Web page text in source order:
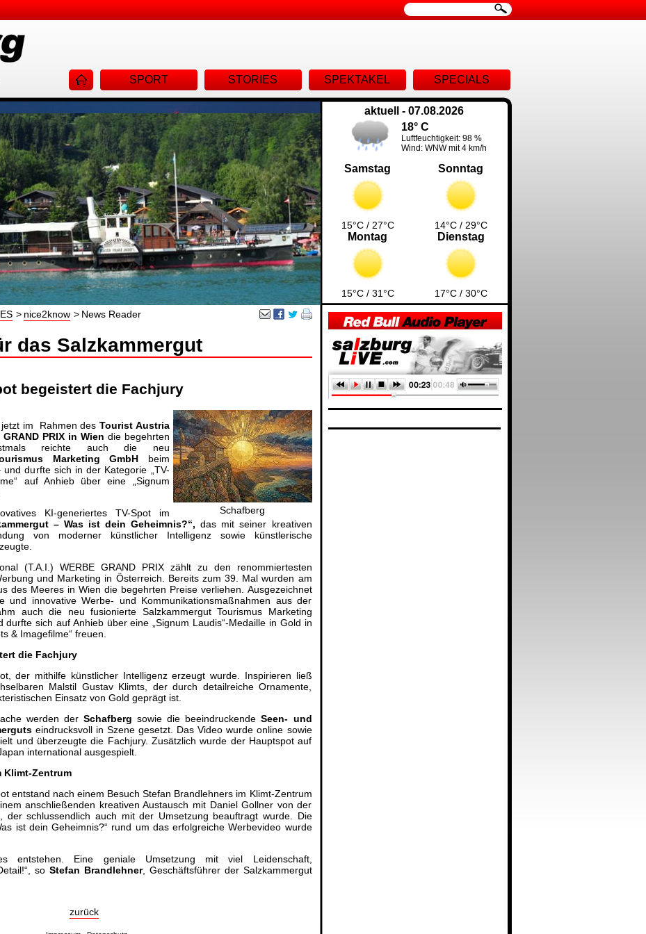
Navigation
überspringen
SPORT STORIES SPEKTAKEL SPECIALS
aktuell - 07.08.2026
18° C
Luftfeuchtigkeit: 98 %
Wind: WNW mit 4 km/h
Samstag
15°C / 27°C
Sonntag
14°C / 29°C
Montag
15°C / 31°C
Dienstag
17°C / 30°C
nice2know News Reader
das Salzkammergut
begeistert die Fachjury
Schafberg
im Rahmen des Tourist Austria
PRIX in Wien die begehrten
reichte auch die neu
Marketing GmbH beim
durfte sich in der Kategorie „TV-
auf Anhieb über eine „Signum
KI-generiertes TV-Spot im
– Was ist dein Geheimnis?“, das mit seiner kreativen
von moderner künstlicher Intelligenz sowie künstlerische
(T.A.I.) WERBE GRAND PRIX zählt zu den renommiertesten
und Marketing in Österreich. Bereits zum 39. Mal wurden am
des Meeres in Wien die begehrten Preise verliehen. Ausgezeichnet
und innovative Werbe- und Kommunikationsmaßnahmen aus der
auch die neu fusionierte Salzkammergut Tourismus Marketing
sich auf Anhieb über eine „Signum Laudis“-Medaille in Gold in
& Imagefilme“ freuen.
die Fachjury
der mithilfe künstlicher Intelligenz erzeugt wurde. Inspirieren ließ
Malstil Gustav Klimts, der durch detailreiche Ornamente,
Einsatz von Gold geprägt ist.
werden derSchafberg sowie die beeindruckendeSeen- und
eindrucksvoll in Szene gesetzt. Das Video wurde online sowie
und überzeugte die Fachjury. Zusätzlich wurde der Hauptspot auf
international ausgespielt.
Klimt-Zentrum
entstand nach einem Besuch Stefan Brandlehners im Klimt-Zentrum
anschließenden kreativen Austausch mit Daniel Gollner von der
der schlussendlich auch mit der Umsetzung beauftragt wurde. Die
ist dein Geheimnis?“ rund um das erfolgreiche Werbevideo wurde
entstehen. Eine geniale Umsetzung mit viel Leidenschaft,
so Stefan Brandlehner, Geschäftsführer der Salzkammergut
zurück